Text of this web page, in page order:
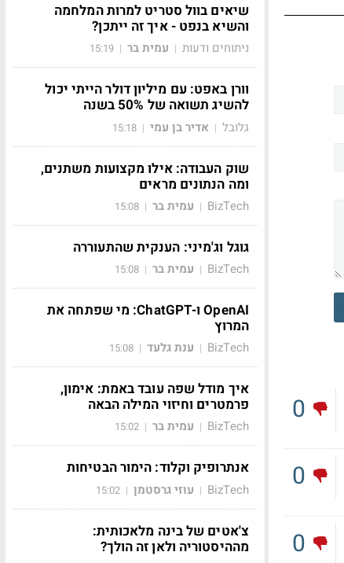
0
0
0
שיאים בוול סטריט למרות המלחמה
והשיא בנפט - איך זה ייתכן?
ניתוחים ודעות | עמית בר |
15:19
וורן באפט: עם מיליון דולר הייתי יכול
להשיג תשואה של 50% בשנה
גלובל | אדיר בן עמי |
15:18
שוק העבודה: אילו מקצועות משתנים,
ומה הנתונים מראים
BizTech
| עמית בר |
15:08
גוגל וג'מיני: הענקית שהתעוררה
BizTech
| עמית בר |
15:08
OpenAI ו-ChatGPT: מי שפתחה את
המרוץ
BizTech
| ענת גלעד |
15:08
איך מודל שפה עובד באמת: אימון,
פרמטרים וחיזוי המילה הבאה
BizTech
| עמית בר |
15:02
אנתרופיק וקלוד: הימור הבטיחות
BizTech
| עוזי גרסטמן |
15:02
צ'אטים של בינה מלאכותית:
מההיסטוריה ולאן זה הולך?